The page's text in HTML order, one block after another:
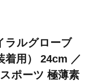
ラルグローブ
着用） 24cm ／
ポーツ 極薄素